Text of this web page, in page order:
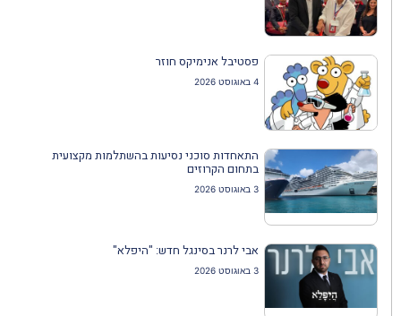
פסטיבל אנימיקס חוזר
4 באוגוסט 2026
התאחדות סוכני נסיעות בהשתלמות מקצועית
בתחום הקרוזים
3 באוגוסט 2026
אבי לרנר בסינגל חדש: "היפלא"
3 באוגוסט 2026